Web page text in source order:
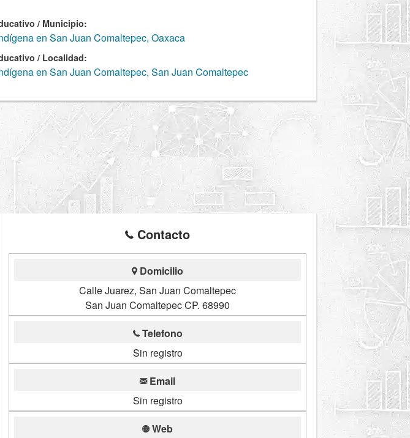
/ Municipio:
en San Juan Comaltepec, Oaxaca
/ Localidad:
en San Juan Comaltepec, San Juan Comaltepec
Contacto
Domicilio
Calle Juarez, San Juan Comaltepec
San Juan Comaltepec CP. 68990
Telefono
Sin registro
Email
Sin registro
Web